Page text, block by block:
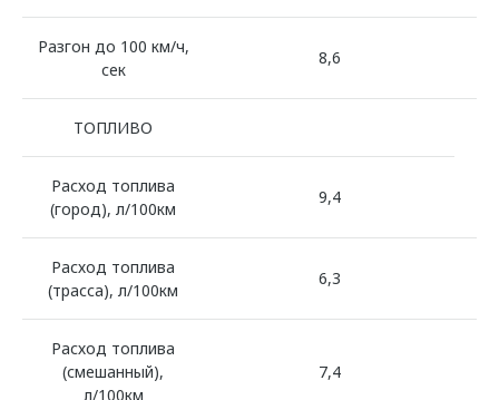
Разгон до 100 км/ч,
сек
8,6
ТОПЛИВО
Расход топлива
(город), л/100км
9,4
Расход топлива
(трасса), л/100км
6,3
Расход топлива
(смешанный),
л/100км
7,4